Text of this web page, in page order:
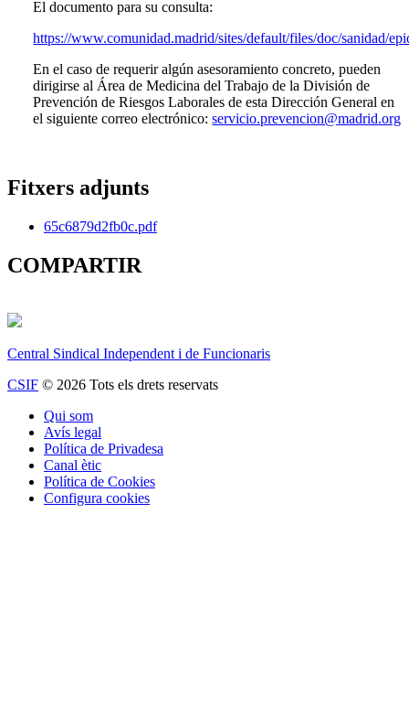
El documento para su consulta:
https://www.comunidad.madrid/sites/default/files/doc/sanidad/
En el caso de requerir algún asesoramiento concreto, pueden
dirigirse al Área de Medicina del Trabajo de la División de
Prevención de Riesgos Laborales de esta Dirección General en
el siguiente correo electrónico:servicio.prevencion@madrid.org
Fitxers adjunts
65c6879d2fb0c.pdf
COMPARTIR
Central Sindical Independent i de Funcionaris
CSIF © 2026 Tots els drets reservats
Qui som
Avís legal
Política de Privadesa
Canal ètic
Política de Cookies
Configura cookies